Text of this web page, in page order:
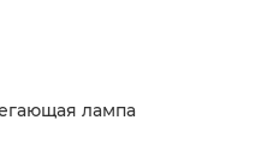
лампа